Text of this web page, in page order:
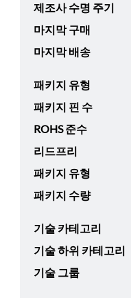
제조사 수명 주기
마지막 구매
마지막 배송
패키지 유형
패키지 핀 수
ROHS 준수
리드프리
패키지 유형
패키지 수량
기술 카테고리
기술 하위 카테고리
기술 그룹